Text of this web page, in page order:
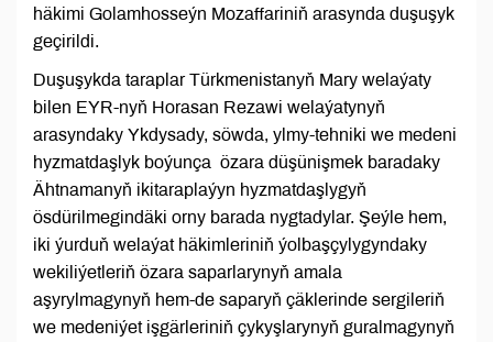
häkimi Golamhosseýn Mozaffariniň arasynda duşuşyk
geçirildi.
Duşuşykda taraplar Türkmenistanyň Mary welaýaty
bilen EYR-nyň Horasan Rezawi welaýatynyň
arasyndaky Ykdysady, söwda, ylmy-tehniki we medeni
hyzmatdaşlyk boýunça özara düşünişmek baradaky
Ähtnamanyň ikitaraplaýyn hyzmatdaşlygyň
ösdürilmegindäki orny barada nygtadylar. Şeýle hem,
iki ýurduň welaýat häkimleriniň ýolbaşçylygyndaky
wekiliýetleriň özara saparlarynyň amala
aşyrylmagynyň hem-de saparyň çäklerinde sergileriň
we medeniýet işgärleriniň çykyşlarynyň guralmagynyň